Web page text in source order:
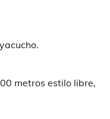
metros estilo libre,